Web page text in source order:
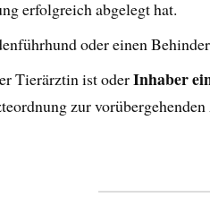
erfolgreich abgelegt hat.
oder einen
Tierärztin ist oderInhaber
zur